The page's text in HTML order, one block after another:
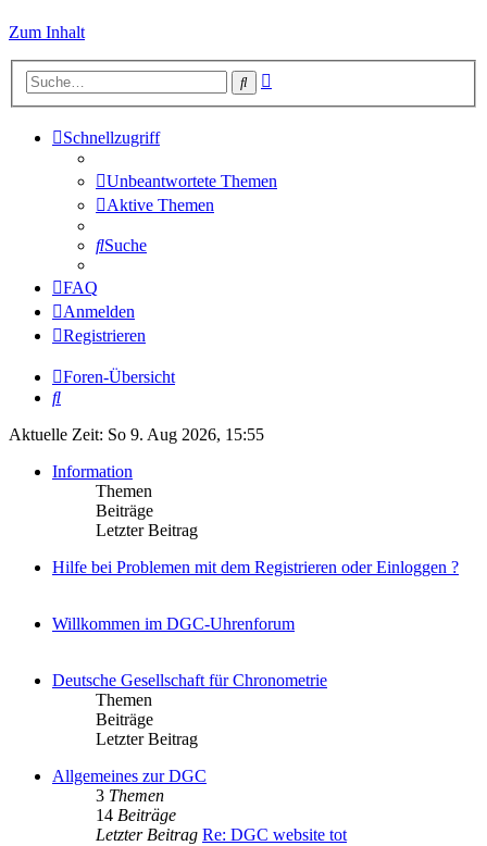
Zum Inhalt
Suche
Schnellzugriff
Unbeantwortete Themen
Aktive Themen
Suche
FAQ
Anmelden
Registrieren
Foren-Übersicht
Suche
Aktuelle Zeit: So 9. Aug 2026, 15:55
Information
Themen
Beiträge
Letzter Beitrag
Hilfe bei Problemen mit dem Registrieren oder Einloggen ?
Willkommen im DGC-Uhrenforum
Deutsche Gesellschaft für Chronometrie
Themen
Beiträge
Letzter Beitrag
Allgemeines zur DGC
3 Themen
14 Beiträge
Letzter Beitrag Re: DGC website tot